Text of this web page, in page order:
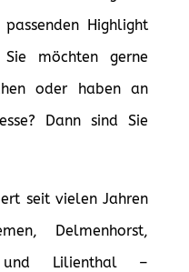
Highlight
möchten gerne
oder haben an
Dann sind Sie
seit vielen Jahren
Delmenhorst,
und Lilienthal –